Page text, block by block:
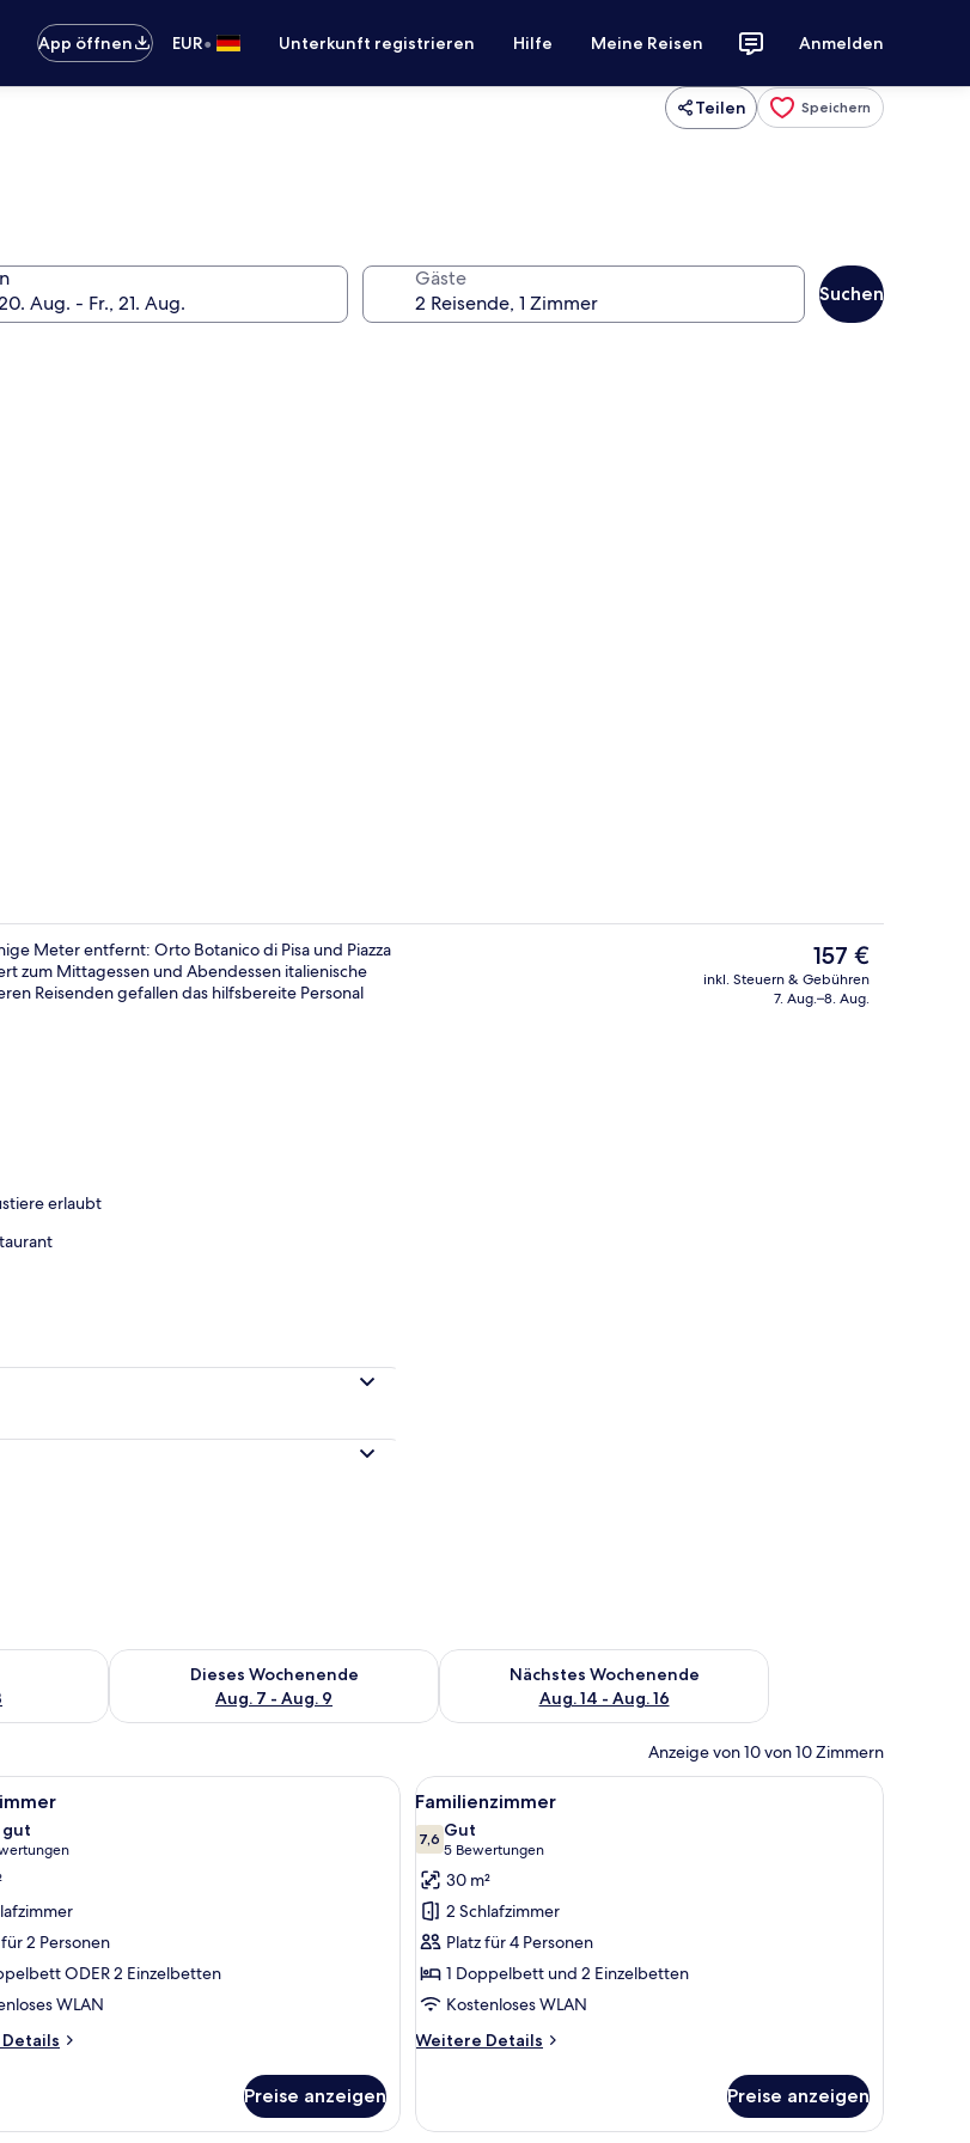
App öffnen
EUR• Unterkunft registrieren Hilfe Meine Reisen Anmelden
Teilen Speichern
Gäste
Suchen
Dreibettzimmer | Minibar, Zimmersafe, Schreibtisch, Verdunkelungsvorhänge
Meter entfernt: Orto Botanico di Pisa und Piazza
zum Mittagessen und Abendessen italienische
Reisenden gefallen das hilfsbereite Personal
erlaubt
Der
aktuelle
Preis
157 €
inkl. Steuern & Gebühren
7. Aug.–8. Aug.
für morgen, Aug. 7 - Aug. 8.
Dieses Wochenende
Aug. 7 - Aug. 9
Überprüfe die Verfügbarkeit für dieses Wochenende, Aug. 7 - Aug. 9.
Nächstes Wochenende
Aug. 14 - Aug. 16
Überprüfe die Verfügbarkeit für nächstes Wochenende, Aug.
Anzeige von 10 von 10 Zimmern
Bett, Nachttischen und einem Sessel.
Ein Hotelzimmer mit Bett, Nachttischen, Schreibtisch, Stuhl und Spiegel.
gut
für 2 Personen
ODER 2 Einzelbetten
WLAN
Preise anzeigen
Alle
Fotos
für
Familienzimmer
anzeigen
Ein ordentlich eingerichtetes Schlafzimmer
4
Familienzimmer
7,67,6 von 10
Gut
5 Bewertungen
(5
Bewertungen)
30 m²
2 Schlafzimmer
Platz für 4 Personen
1 Doppelbett und 2 Einzelbetten
Kostenloses WLAN
Weitere Details
Weitere
Preise anzeigen